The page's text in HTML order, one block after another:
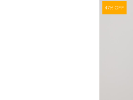
47% OFF